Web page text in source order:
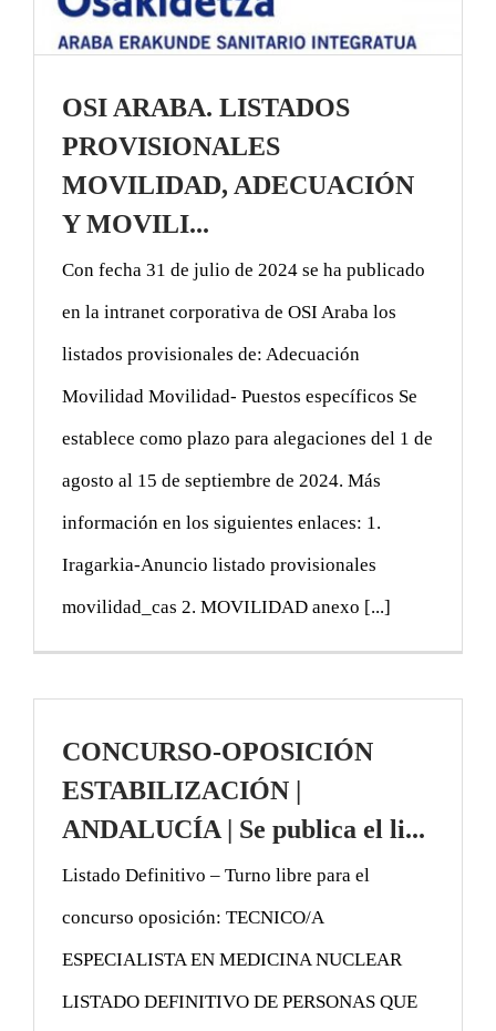
OSI ARABA. LISTADOS
PROVISIONALES
MOVILIDAD, ADECUACIÓN
Y MOVILI...
Con fecha 31 de julio de 2024 se ha publicado
en la intranet corporativa de OSI Araba los
listados provisionales de: Adecuación
Movilidad Movilidad- Puestos específicos Se
establece como plazo para alegaciones del 1 de
agosto al 15 de septiembre de 2024. Más
información en los siguientes enlaces: 1.
Iragarkia-Anuncio listado provisionales
movilidad_cas 2. MOVILIDAD anexo [...]
CONCURSO-OPOSICIÓN
ESTABILIZACIÓN |
ANDALUCÍA | Se publica el li...
Listado Definitivo – Turno libre para el
concurso oposición: TECNICO/A
ESPECIALISTA EN MEDICINA NUCLEAR
LISTADO DEFINITIVO DE PERSONAS QUE